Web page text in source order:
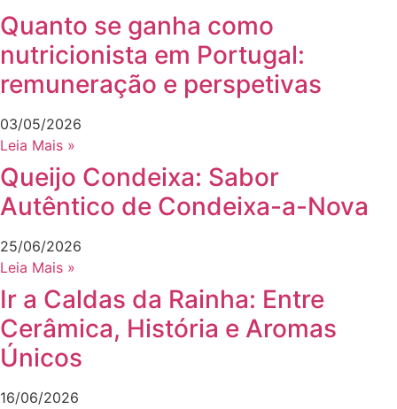
Quanto se ganha como
nutricionista em Portugal:
remuneração e perspetivas
03/05/2026
Leia Mais »
Queijo Condeixa: Sabor
Autêntico de Condeixa-a-Nova
25/06/2026
Leia Mais »
Ir a Caldas da Rainha: Entre
Cerâmica, História e Aromas
Únicos
16/06/2026